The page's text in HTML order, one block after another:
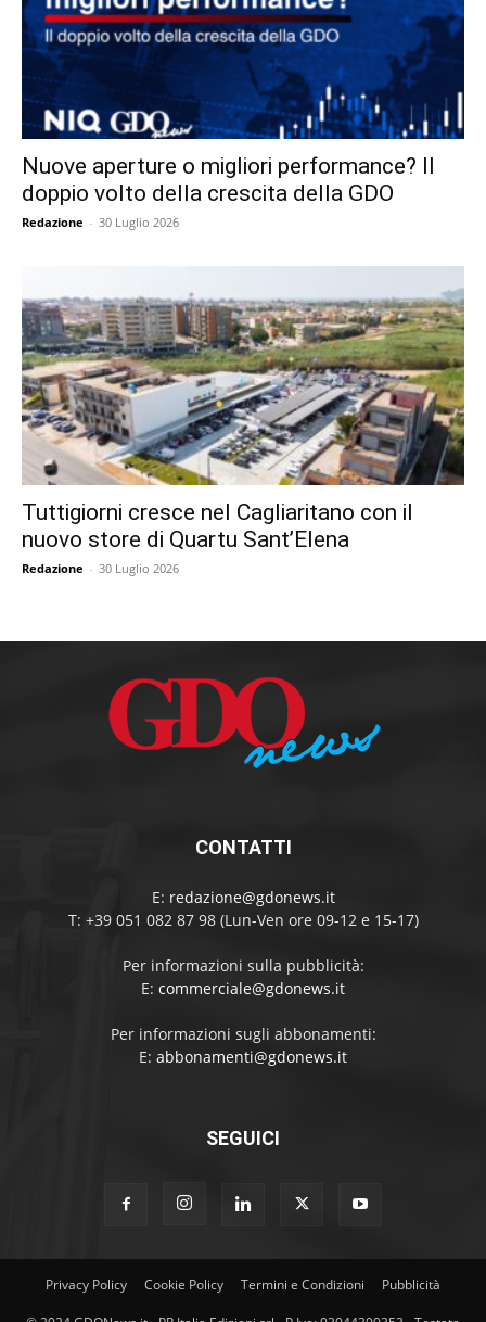
Nuove aperture o migliori performance? Il
doppio volto della crescita della GDO
Redazione - 30 Luglio 2026
Tuttigiorni cresce nel Cagliaritano con il
nuovo store di Quartu Sant’Elena
Redazione - 30 Luglio 2026
CONTATTI
E: redazione@gdonews.it
T: +39 051 082 87 98 (Lun-Ven ore 09-12 e 15-17)
Per informazioni sulla pubblicità:
E: commerciale@gdonews.it
Per informazioni sugli abbonamenti:
E: abbonamenti@gdonews.it
SEGUICI
Privacy Policy Cookie Policy Termini e Condizioni Pubblicità